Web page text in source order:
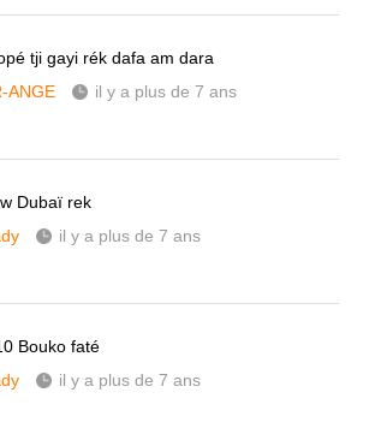
tji gayi rék dafa am dara
ANGE
il y a plus de 7 ans
Dubaï rek
il y a plus de 7 ans
Bouko faté
il y a plus de 7 ans